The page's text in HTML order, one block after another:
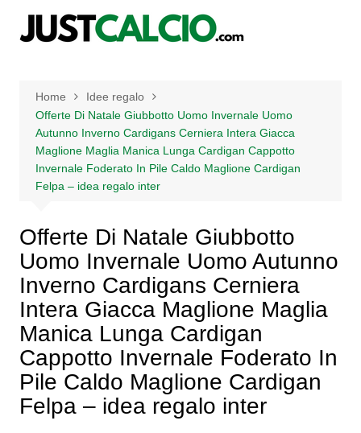
Home
Idee regalo
Offerte Di Natale Giubbotto Uomo Invernale Uomo
Autunno Inverno Cardigans Cerniera Intera Giacca
Maglione Maglia Manica Lunga Cardigan Cappotto
Invernale Foderato In Pile Caldo Maglione Cardigan
Felpa – idea regalo inter
Offerte Di Natale Giubbotto
Uomo Invernale Uomo Autunno
Inverno Cardigans Cerniera
Intera Giacca Maglione Maglia
Manica Lunga Cardigan
Cappotto Invernale Foderato In
Pile Caldo Maglione Cardigan
Felpa – idea regalo inter